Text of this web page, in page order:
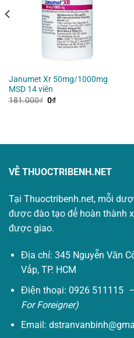
Janumet Xr 50mg/1000mg
MSD 14 viên
181.000₫ Giá
0₫Giá
VỀ THUOCTRIBENH.NET
Tại Thuoctribenh.net, mỗi
được đào tạo để hoàn thành
được giao.
Địa chỉ: 345 Nguyễn Văn
Vấp, TP. HCM
Điện thoại: 0926 511115
For Foreigner)
Email: